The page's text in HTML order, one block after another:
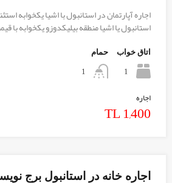
اجاره آپارتمان در استانبول با اشیا یکخوابه
استانبول یا اشیا منطقه بیلیکدوزو یکخوابه با
اتاق خواب
1
حمام
1
اجاره
TL 1,400
اجاره خانه در استانبول برج